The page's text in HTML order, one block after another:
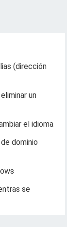
(dirección
un
el idioma
dominio
se